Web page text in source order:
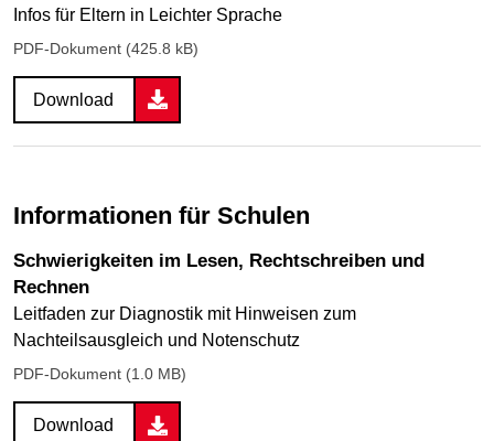
Infos für Eltern in Leichter Sprache
PDF-Dokument (425.8 kB)
Download
Informationen für Schulen
Schwierigkeiten im Lesen, Rechtschreiben und
Rechnen
Leitfaden zur Diagnostik mit Hinweisen zum
Nachteilsausgleich und Notenschutz
PDF-Dokument (1.0 MB)
Download